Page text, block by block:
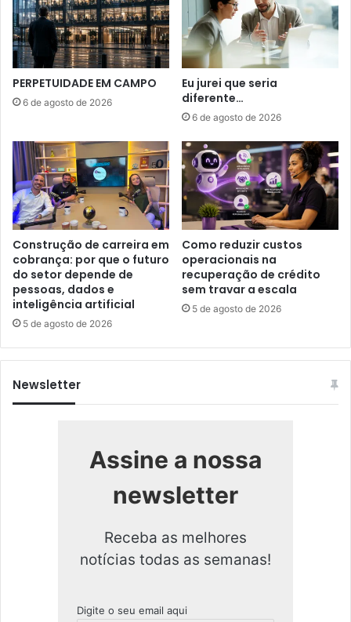
PERPETUIDADE EM CAMPO
6 de agosto de 2026
Eu jurei que seria
diferente…
6 de agosto de 2026
Construção de carreira em
cobrança: por que o futuro
do setor depende de
pessoas, dados e
inteligência artificial
5 de agosto de 2026
Como reduzir custos
operacionais na
recuperação de crédito
sem travar a escala
5 de agosto de 2026
Newsletter
Assine a nossa
newsletter
Receba as melhores
notícias todas as semanas!
Digite o seu email aqui